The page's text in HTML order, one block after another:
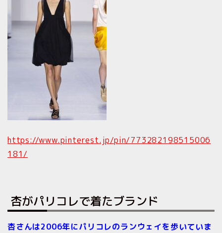
https://www.pinterest.jp/pin/773282198515006
181/
杏がパリコレで着たブランド
杏さんは2006年にパリコレのランウェイを歩いていま